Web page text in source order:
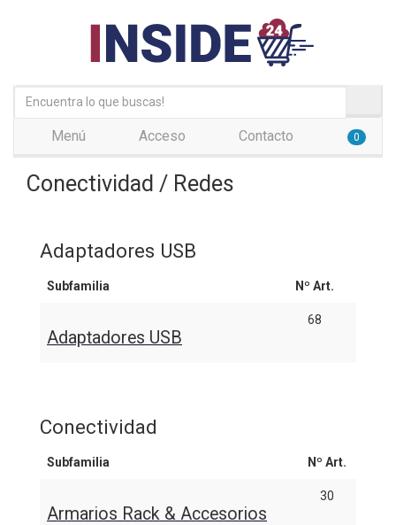
Menú Acceso Contacto 0
Conectividad / Redes
Adaptadores USB
Subfamilia Nº Art.
Adaptadores USB
68
Conectividad
Subfamilia Nº Art.
Armarios Rack & Accesorios
30